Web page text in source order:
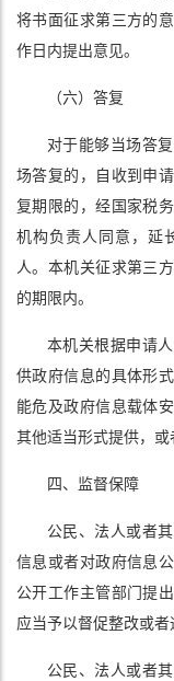
将书面征求第三方的
作日内提出意见。
（六）答复
对于能够当场答
场答复的，自收到申
复期限的，经国家税
机构负责人同意，延
人。本机关征求第三
的期限内。
本机关根据申请
供政府信息的具体形
能危及政府信息载体
其他适当形式提供，或
四、监督保障
公民、法人或者
信息或者对政府信息
公开工作主管部门提
应当予以督促整改或者
公民、法人或者